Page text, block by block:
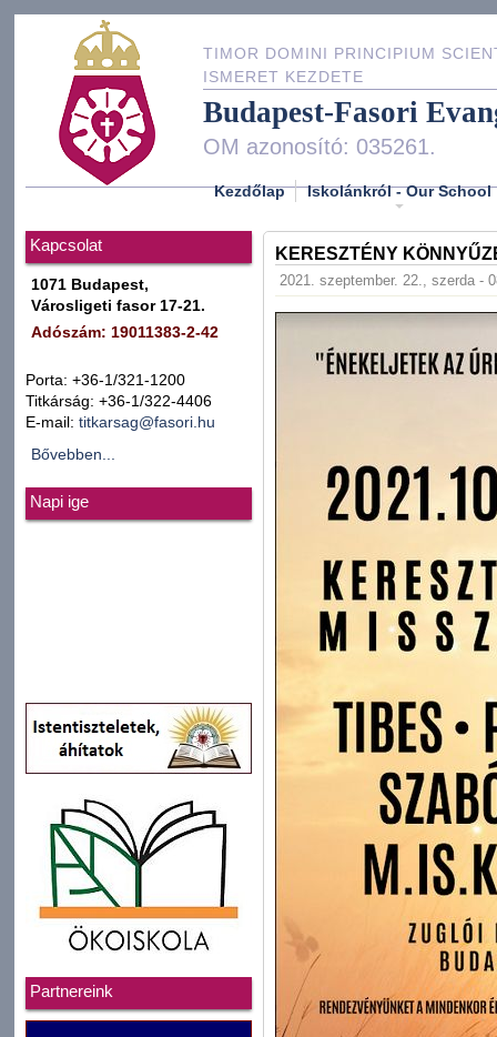
TIMOR DOMINI PRINCIPIUM
ISMERET KEZDETE
Budapest-Fasori
OM azonosító: 035261.
Kezdőlap Iskolánkról - Our School
Kapcsolat
1071 Budapest,
Városligeti fasor 17-21.
Adószám: 19011383-2-42
Porta: +36-1/321-1200
Titkárság: +36-1/322-4406
E-mail: titkarsag@fasori.hu
Bővebben...
Napi ige
Partnereink
KERESZTÉNY
2021. szeptember. 22., szerda -